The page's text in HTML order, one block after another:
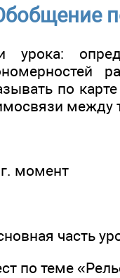
урока:
по
между
момент
часть
по теме